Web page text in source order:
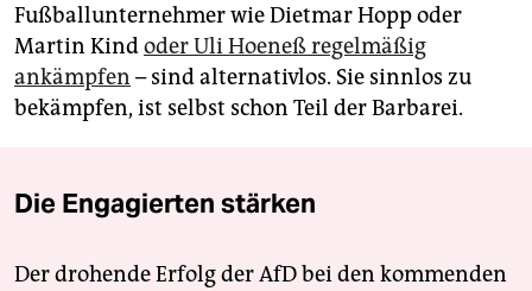
Fußballunternehmer wie Dietmar Hopp oder
Martin Kindoder Uli Hoeneß regelmäßig
ankämpfen – sind alternativlos. Sie sinnlos zu
bekämpfen, ist selbst schon Teil der Barbarei.
Die Engagierten stärken
Der drohende Erfolg der AfD bei den kommenden